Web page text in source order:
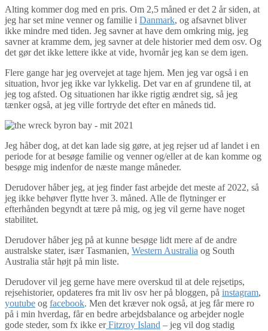
Alting kommer dog med en pris. Om 2,5 måned er det 2 år siden, at
jeg har set mine venner og familie i Danmark, og afsavnet bliver
ikke mindre med tiden. Jeg savner at have dem omkring mig, jeg
savner at kramme dem, jeg savner at dele historier med dem osv. Og
det gør det ikke lettere ikke at vide, hvornår jeg kan se dem igen.
Flere gange har jeg overvejet at tage hjem. Men jeg var også i en
situation, hvor jeg ikke var lykkelig. Det var en af grundene til, at
jeg tog afsted. Og situationen har ikke rigtig ændret sig, så jeg
tænker også, at jeg ville fortryde det efter en måneds tid.
Jeg håber dog, at det kan lade sig gøre, at jeg rejser ud af landet i en
periode for at besøge familie og venner og/eller at de kan komme og
besøge mig indenfor de næste mange måneder.
Derudover håber jeg, at jeg finder fast arbejde det meste af 2022, så
jeg ikke behøver flytte hver 3. måned. Alle de flytninger er
efterhånden begyndt at tære på mig, og jeg vil gerne have noget
stabilitet.
Derudover håber jeg på at kunne besøge lidt mere af de andre
australske stater, især Tasmanien, Western Australia og South
Australia står højt på min liste.
Derudover vil jeg gerne have mere overskud til at dele rejsetips,
rejsehistorier, opdateres fra mit liv osv her på bloggen, på instagram,
youtube og facebook. Men det kræver nok også, at jeg får mere ro
på i min hverdag, får en bedre arbejdsbalance og arbejder nogle
gode steder, som fx ikke erFitzroy Island – jeg vil dog stadig